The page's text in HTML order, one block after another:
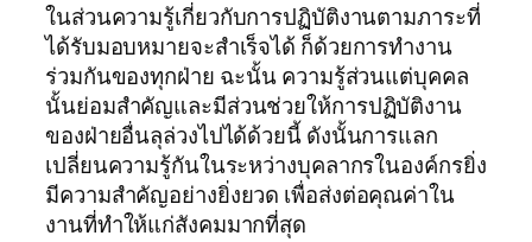
ในส่วนความรู้เกี่ยวกับการปฏิบัติงานตามภาระที่
ได้รับมอบหมายจะสำเร็จได้ ก็ด้วยการทำงาน
ร่วมกันของทุกฝ่าย ฉะนั้น ความรู้ส่วนแต่บุคคล
นั้นย่อมสำคัญและมีส่วนช่วยให้การปฏิบัติงาน
ของฝ่ายอื่นลุล่วงไปได้ด้วยนี้ ดังนั้นการแลก
เปลี่ยนความรู้กันในระหว่างบุคลากรในองค์กรยิ่ง
มีความสำคัญอย่างยิ่งยวด เพื่อส่งต่อคุณค่าใน
งานที่ทำให้แก่สังคมมากที่สุด